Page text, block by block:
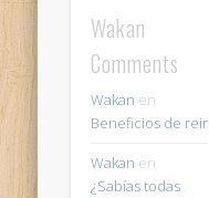
Wakan
Comments
Wakan en
Beneficios de reir
Wakan en
¿Sabías todas